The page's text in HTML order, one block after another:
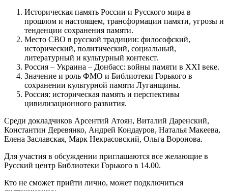
Историческая память России и Русского мира в
прошлом и настоящем, трансформации памяти, угрозы и
тенденции сохранения памяти.
Место СВО в русской традиции: философский,
исторический, политический, социальный,
литературный и культурный контекст.
Россия – Украина – Донбасс: войны памяти в XXI веке.
Значение и роль ФМО и Библиотеки Горького в
сохранении культурной памяти Луганщины.
Россия: историческая память и перспективы
цивилизационного развития.
Среди докладчиков Арсентий Атоян, Виталий Даренский,
Константин Деревянко, Андрей Кондауров, Наталья Макеева,
Елена Заславская, Марк Некрасовский, Ольга Воронова.
Для участия в обсуждении приглашаются все желающие в
Русский центр Библиотеки Горького в 14.00.
Кто не сможет прийти лично, может подключиться